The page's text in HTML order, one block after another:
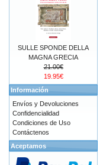
SULLE SPONDE DELLA
MAGNA GRECIA
21.00€
19.95€
Información
Envíos y Devoluciones
Confidencialidad
Condiciones de Uso
Contáctenos
Aceptamos